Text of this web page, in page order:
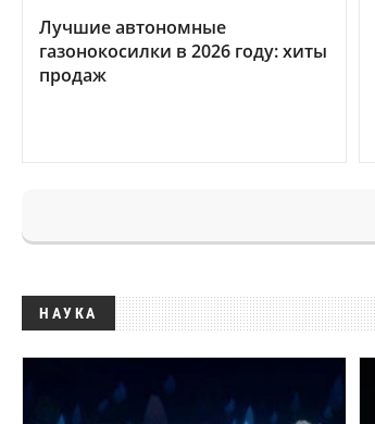
Лучшие автономные
газонокосилки в 2026 году: хиты
продаж
НАУКА